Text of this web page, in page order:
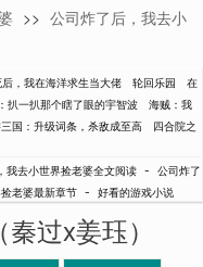
>> 公司炸了后，我去小
，我在海洋求生当大佬 轮回乐园
在
扒一扒那个瞎了眼的宇智波
海贼：我
国：升级词条，杀敌成至高
四合院之
我去小世界捡老婆全文阅读 - 公司炸了
老婆最新章节 - 好看的游戏小说
过x姜珏）